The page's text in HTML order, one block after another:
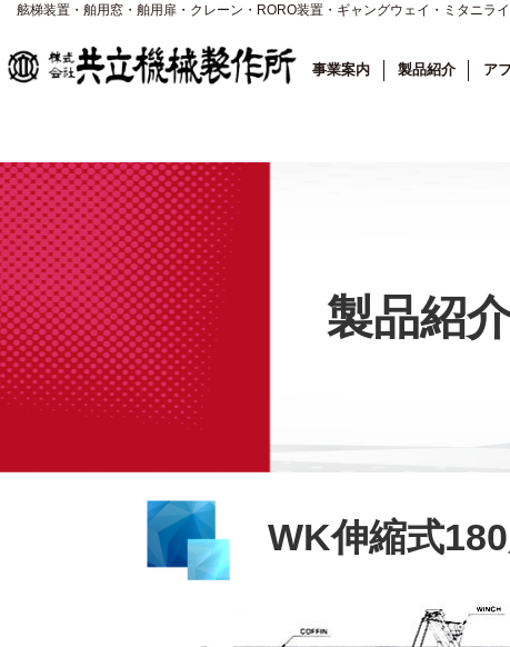
舷梯装置・舶用窓・舶用扉・クレーン・RORO装置・ギャングウェイ・ミタニラ
事業案内 製品紹介 ア
製品紹
WK伸縮式